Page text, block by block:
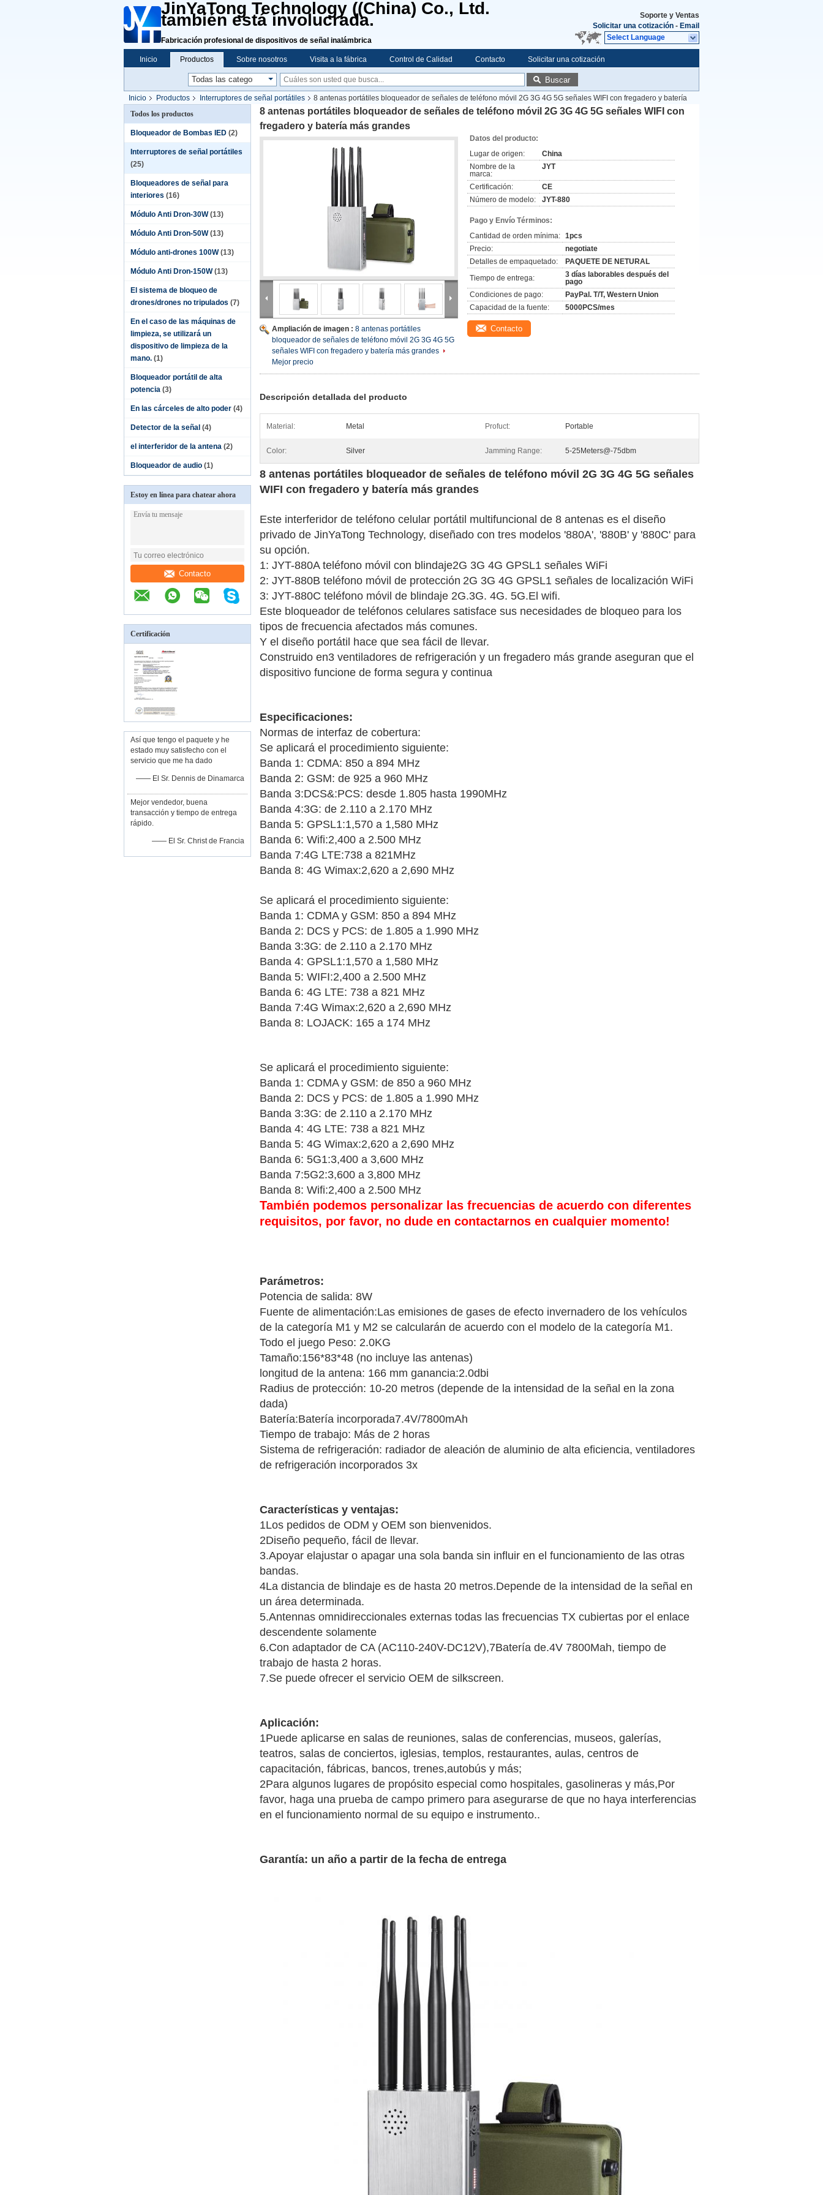
JinYaTong Technology ((China) Co., Ltd.
también está involucrada.
Fabricación profesional de dispositivos de señal inalámbrica
Soporte y Ventas
Solicitar una cotización - Email
Select Language
Inicio Productos Sobre nosotros Visita a la fábrica Control de Calidad Contacto Solicitar una cotización
Buscar
Inicio Productos Interruptores de señal portátiles
8 antenas portátiles bloqueador de señales de teléfono móvil 2G 3G 4G 5G señales WIFI con fregadero y batería
más grandes
Todos los productos
Bloqueador de Bombas IED (2)
Interruptores de señal portátiles
(25)
Bloqueadores de señal para
interiores (16)
Módulo Anti Dron-30W (13)
Módulo Anti Dron-50W (13)
Módulo anti-drones 100W (13)
Módulo Anti Dron-150W (13)
El sistema de bloqueo de
drones/drones no tripulados (7)
En el caso de las máquinas de
limpieza, se utilizará un
dispositivo de limpieza de la
mano. (1)
Bloqueador portátil de alta
potencia (3)
En las cárceles de alto poder (4)
Detector de la señal (4)
el interferidor de la antena (2)
Bloqueador de audio (1)
Estoy en línea para chatear ahora
Contacto
Certificación
Así que tengo el paquete y he
estado muy satisfecho con el
servicio que me ha dado
—— El Sr. Dennis de Dinamarca
Mejor vendedor, buena
transacción y tiempo de entrega
rápido.
—— El Sr. Christ de Francia
8 antenas portátiles bloqueador de señales de teléfono móvil 2G 3G 4G 5G señales WIFI con
fregadero y batería más grandes
Ampliación de imagen : 8 antenas portátiles
bloqueador de señales de teléfono móvil 2G 3G 4G 5G
señales WIFI con fregadero y batería más grandes
Mejor precio
Datos del producto:
Lugar de origen:
China
Nombre de la
marca:
JYT
Certificación:
CE
Número de modelo:
JYT-880
Pago y Envío Términos:
Cantidad de orden mínima: 1pcs
Precio:
negotiate
Detalles de empaquetado:
PAQUETE DE NETURAL
Tiempo de entrega:
3 días laborables después del
pago
Condiciones de pago:
PayPal. T/T, Western Union
Capacidad de la fuente:
5000PCS/mes
Contacto
Descripción detallada del producto
Material: Metal Profuct: Portable
Color: Silver Jamming Range: 5-25Meters@-75dbm
8 antenas portátiles bloqueador de señales de teléfono móvil 2G 3G 4G 5G señales
WIFI con fregadero y batería más grandes
Este interferidor de teléfono celular portátil multifuncional de 8 antenas es el diseño
privado de JinYaTong Technology, diseñado con tres modelos '880A', '880B' y '880C' para
su opción.
1: JYT-880A teléfono móvil con blindaje2G 3G 4G GPSL1 señales WiFi
2: JYT-880B teléfono móvil de protección 2G 3G 4G GPSL1 señales de localización WiFi
3: JYT-880C teléfono móvil de blindaje 2G.3G. 4G. 5G.El wifi.
Este bloqueador de teléfonos celulares satisface sus necesidades de bloqueo para los
tipos de frecuencia afectados más comunes.
Y el diseño portátil hace que sea fácil de llevar.
Construido en3 ventiladores de refrigeración y un fregadero más grande aseguran que el
dispositivo funcione de forma segura y continua
Especificaciones:
Normas de interfaz de cobertura:
Se aplicará el procedimiento siguiente:
Banda 1: CDMA: 850 a 894 MHz
Banda 2: GSM: de 925 a 960 MHz
Banda 3:DCS&:PCS: desde 1.805 hasta 1990MHz
Banda 4:3G: de 2.110 a 2.170 MHz
Banda 5: GPSL1:1,570 a 1,580 MHz
Banda 6: Wifi:2,400 a 2.500 MHz
Banda 7:4G LTE:738 a 821MHz
Banda 8: 4G Wimax:2,620 a 2,690 MHz
Se aplicará el procedimiento siguiente:
Banda 1: CDMA y GSM: 850 a 894 MHz
Banda 2: DCS y PCS: de 1.805 a 1.990 MHz
Banda 3:3G: de 2.110 a 2.170 MHz
Banda 4: GPSL1:1,570 a 1,580 MHz
Banda 5: WIFI:2,400 a 2.500 MHz
Banda 6: 4G LTE: 738 a 821 MHz
Banda 7:4G Wimax:2,620 a 2,690 MHz
Banda 8: LOJACK: 165 a 174 MHz
Se aplicará el procedimiento siguiente:
Banda 1: CDMA y GSM: de 850 a 960 MHz
Banda 2: DCS y PCS: de 1.805 a 1.990 MHz
Banda 3:3G: de 2.110 a 2.170 MHz
Banda 4: 4G LTE: 738 a 821 MHz
Banda 5: 4G Wimax:2,620 a 2,690 MHz
Banda 6: 5G1:3,400 a 3,600 MHz
Banda 7:5G2:3,600 a 3,800 MHz
Banda 8: Wifi:2,400 a 2.500 MHz
También podemos personalizar las frecuencias de acuerdo con diferentes
requisitos, por favor, no dude en contactarnos en cualquier momento!
Parámetros:
Potencia de salida: 8W
Fuente de alimentación:Las emisiones de gases de efecto invernadero de los vehículos
de la categoría M1 y M2 se calcularán de acuerdo con el modelo de la categoría M1.
Todo el juego Peso: 2.0KG
Tamaño:156*83*48 (no incluye las antenas)
longitud de la antena: 166 mm ganancia:2.0dbi
Radius de protección: 10-20 metros (depende de la intensidad de la señal en la zona
dada)
Batería:Batería incorporada7.4V/7800mAh
Tiempo de trabajo: Más de 2 horas
Sistema de refrigeración: radiador de aleación de aluminio de alta eficiencia, ventiladores
de refrigeración incorporados 3x
Características y ventajas:
1Los pedidos de ODM y OEM son bienvenidos.
2Diseño pequeño, fácil de llevar.
3.Apoyar el ajustar o apagar una sola banda sin influir en el funcionamiento de las otras
bandas.
4La distancia de blindaje es de hasta 20 metros.Depende de la intensidad de la señal en
un área determinada.
5.Antennas omnidireccionales externas todas las frecuencias TX cubiertas por el enlace
descendente solamente
6.Con adaptador de CA (AC110-240V-DC12V),7Batería de.4V 7800Mah, tiempo de
trabajo de hasta 2 horas.
7.Se puede ofrecer el servicio OEM de silkscreen.
Aplicación:
1Puede aplicarse en salas de reuniones, salas de conferencias, museos, galerías,
teatros, salas de conciertos, iglesias, templos, restaurantes, aulas, centros de
capacitación, fábricas, bancos, trenes,autobús y más;
2Para algunos lugares de propósito especial como hospitales, gasolineras y más,Por
favor, haga una prueba de campo primero para asegurarse de que no haya interferencias
en el funcionamiento normal de su equipo e instrumento..
Garantía: un año a partir de la fecha de entrega